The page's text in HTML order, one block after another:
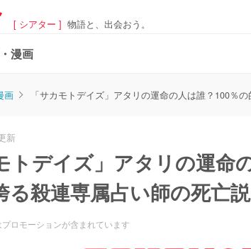
[ シアター ] 物語と、出会おう。
漫画
画 「サカモトデイズ」アタリの運命の人は誰？100％
新
トデイズ」アタリの運命
る殺連専属占い師の死亡
プロモーションが含まれています